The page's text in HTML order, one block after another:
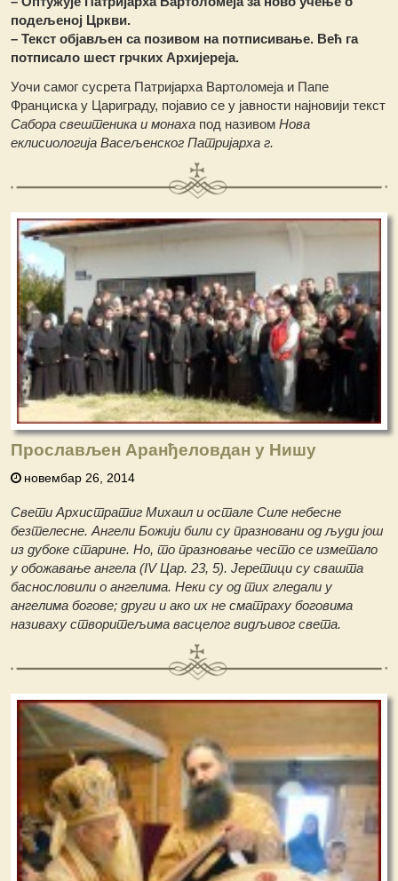
подељеној Цркви.
– Текст објављен са позивом на потписивање. Већ га
потписало шест грчких Архијереја.
Уочи самог сусрета Патријарха Вартоломеја и Папе
Франциска у Цариграду, појавио се у јавности најновији текст
Сабора свештеника и монаха под називомНова
еклисиологија Васељенског Патријарха г.
Прослављен Аранђеловдан у Нишу
новембар 26, 2014
Свeти Архистратиг Михаил и остале Силе небесне
безтелесне. Ангели Божији били су празновани од људи још
из дубоке старине. Но, то празновање често се изметало
у обожавање ангела (IV Цар. 23, 5). Јеретици су свашта
баснословили о ангелима. Неки су од тих гледали у
ангелима богове; други и ако их не сматраху боговима
називаху створитељима васцелог видљивог света.